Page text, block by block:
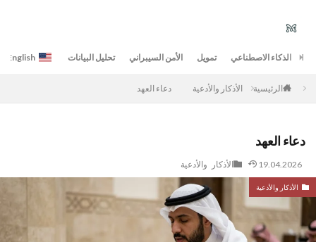
الذكاء الاصطناعي تمويل الأمن السيبراني تحليل البيانات English
الرئيسية الأذكار والأدعية دعاء العهد
دعاء العهد
19.04.2026 الأذكار والأدعية
الأذكار والأدعية